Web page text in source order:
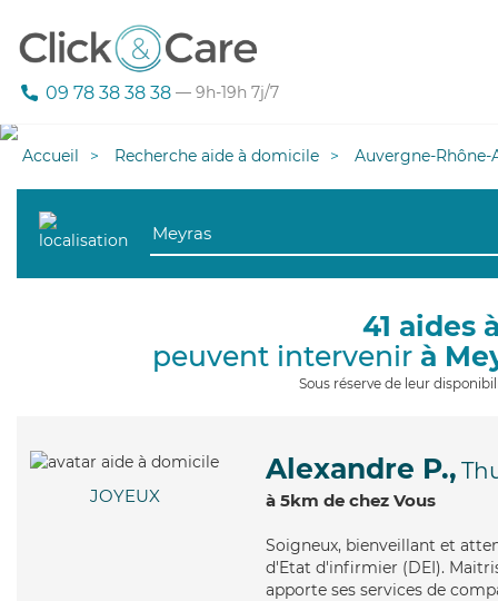
09 78 38 38 38 — 9h-19h 7j/7
Accueil Recherche aide à domicile Auvergne-Rhône-
41 aides
peuvent intervenir à
Sous réserve de leur
JOYEUX
Alexandre P.,
à 5km de chez Vous
Soigneux, bienveillant et
d'Etat d'infirmier (DEI).
apporte ses services de